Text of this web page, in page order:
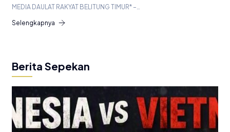
MEDIA DAULAT RAKYAT BELITUNG TIMUR* –…
Selengkapnya
Berita Sepekan